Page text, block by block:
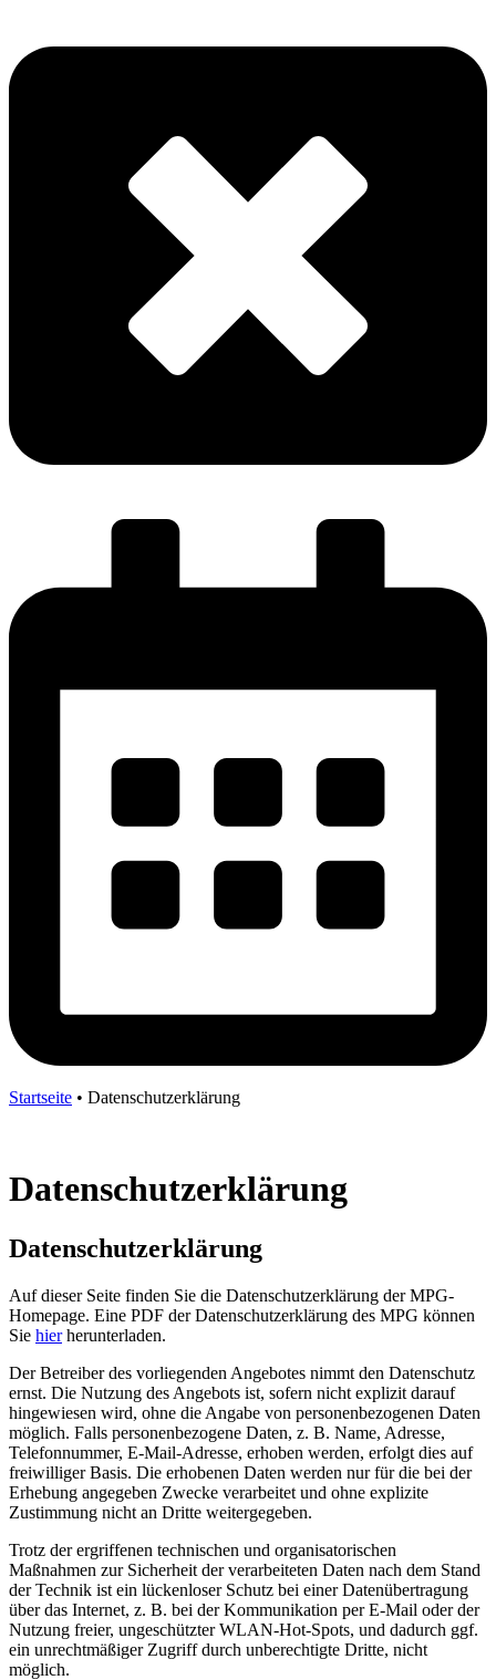
Startseite • Datenschutzerklärung
Datenschutzerklärung
Datenschutzerklärung
Auf dieser Seite finden Sie die Datenschutzerklärung der MPG-
Homepage. Eine PDF der Datenschutzerklärung des MPG können
Sie hierherunterladen.
Der Betreiber des vorliegenden Angebotes nimmt den Datenschutz
ernst. Die Nutzung des Angebots ist, sofern nicht explizit darauf
hingewiesen wird, ohne die Angabe von personenbezogenen Daten
möglich. Falls personenbezogene Daten, z. B. Name, Adresse,
Telefonnummer, E-Mail-Adresse, erhoben werden, erfolgt dies auf
freiwilliger Basis. Die erhobenen Daten werden nur für die bei der
Erhebung angegeben Zwecke verarbeitet und ohne explizite
Zustimmung nicht an Dritte weitergegeben.
Trotz der ergriffenen technischen und organisatorischen
Maßnahmen zur Sicherheit der verarbeiteten Daten nach dem Stand
der Technik ist ein lückenloser Schutz bei einer Datenübertragung
über das Internet, z. B. bei der Kommunikation per E-Mail oder der
Nutzung freier, ungeschützter WLAN-Hot-Spots, und dadurch ggf.
ein unrechtmäßiger Zugriff durch unberechtigte Dritte, nicht
möglich.